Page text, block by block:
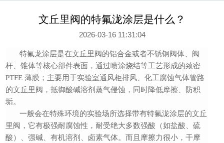
文丘里阀的特氟泷涂层是什么？
2026-03-16 11:31:04
特氟龙涂层是在文丘里阀的铝合金或者不锈钢阀体、阀
杆、锥体等核心部件表面，通过喷涂烧结等工艺形成的致密
PTFE 薄膜 ； 主要用于实验室通风柜排风、化工腐蚀气体管路
的文丘里阀，抵御酸碱溶剂蒸气侵蚀，同时降低摩擦、防积
垢。
一般会在特殊环境的实验场所选择带有特氟泷涂层的文丘
里阀，它有极强耐腐蚀性 ， 耐受绝大多数强酸（如盐酸、硫
酸）、强碱、有机溶剂、卤素气体。而且 摩擦力很小，干摩